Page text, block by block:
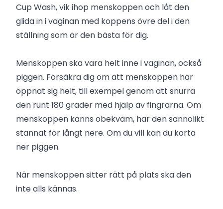
Cup Wash, vik ihop menskoppen och låt den
glida in i vaginan med koppens övre del i den
ställning som är den bästa för dig.
Menskoppen ska vara helt inne i vaginan, också
piggen. Försäkra dig om att menskoppen har
öppnat sig helt, till exempel genom att snurra
den runt 180 grader med hjälp av fingrarna. Om
menskoppen känns obekväm, har den sannolikt
stannat för långt nere. Om du vill kan du korta
ner piggen.
När menskoppen sitter rätt på plats ska den
inte alls kännas.